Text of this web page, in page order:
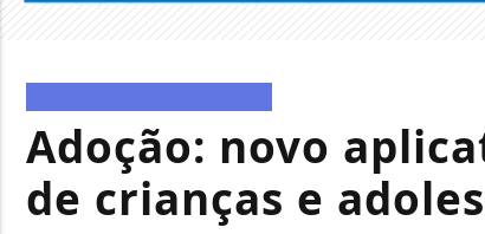
Adoção: novo
de crianças e